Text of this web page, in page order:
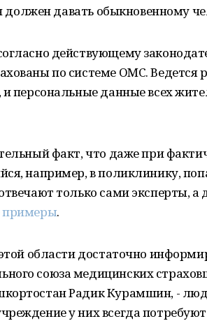
должен давать обыкновенному
действующему
по системе ОМС. Ведется
и персональные данные всех
факт, что даже при
например, в поликлинику,
только сами эксперты, а
примеры.
области достаточно
союза медицинских
Радик Курамшин, -
у них всегда